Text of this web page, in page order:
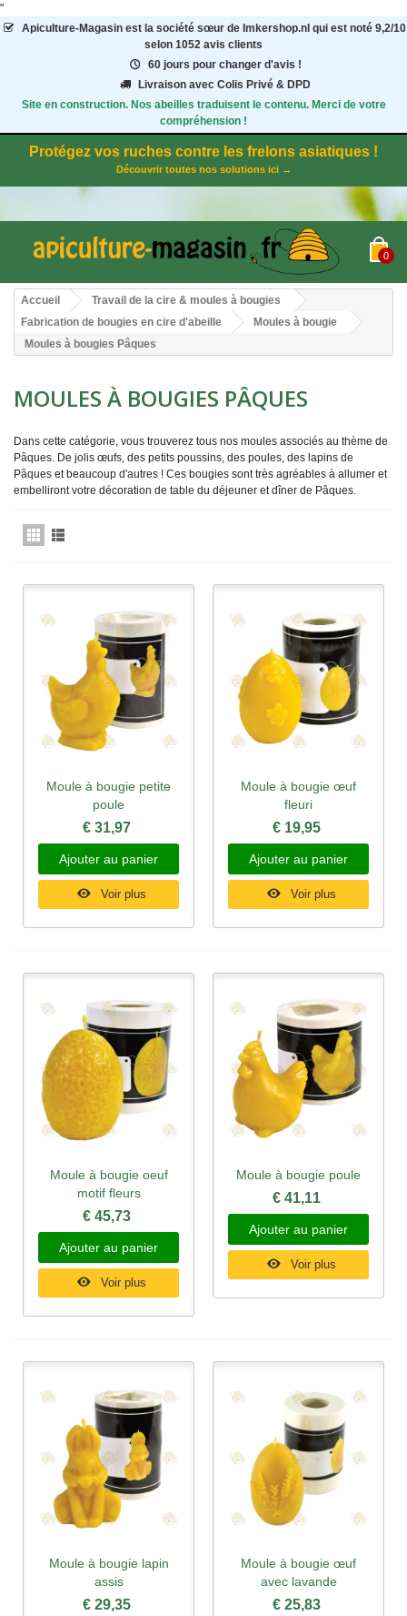
"
Apiculture-Magasinest la société sœur de Imkershop.nl qui est noté 9,2/10
selon 1052 avis clients
60 jours pour changer d'avis !
Livraison avec Colis Privé & DPD
Site en construction. Nos abeilles traduisent le contenu. Merci de votre
compréhension !
Protégez vos ruches contre les frelons asiatiques !
Découvrir toutes nos solutions ici →
0
Accueil
Travail de la cire & moules à bougies
Fabrication de bougies en cire d'abeille
Moules à bougie
Moules à bougies Pâques
MOULES À BOUGIES PÂQUES
Dans cette catégorie, vous trouverez tous nos moules associés au thème de
Pâques. De jolis œufs, des petits poussins, des poules, des apins de
Pâques et beaucoup d'autres ! Ces bougies sont très agréables à all umer et
embe lliront votre décoration de table du déjeuner etdîner de Pâques.
Moule à bougie petite
poule
€ 31,97
Ajouter au panier
Voir plus
Moule à bougie œuf
fleuri
€ 19,95
Ajouter au panier
Voir plus
Moule à bougie oeuf
motif fleurs
€ 45,73
Ajouter au panier
Voir plus
Moule à bougie poule
€ 41,11
Ajouter au panier
Voir plus
Moule à bougie lapin
assis
€ 29,35
Moule à bougie œuf
avec lavande
€ 25,83